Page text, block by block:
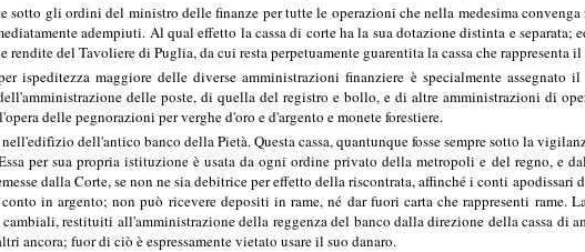
sotto gli ordini del ministro delle finanze per tutte le operazioni che nella medesima
adempiuti. Al qual effetto la cassa di corte ha la sua dotazione distinta e
rendite del Tavoliere di Puglia, da cui resta perpetuamente guarentita la cassa che rappresenta
ispeditezza maggiore delle diverse amministrazioni finanziere è specialmente
delle poste, di quella del registro e bollo, e di altre amministrazioni di
delle pegnorazioni per verghe d'oro e d'argento e monete forestiere.
dell'antico banco della Pietà. Questa cassa, quantunque fosse sempre sotto la
per sua propria istituzione è usata da ogni ordine privato della metropoli e del regno, e
dalla Corte, se non ne sia debitrice per effetto della riscontrata, affinché i conti
in argento; non può ricevere depositi in rame, né dar fuori carta che rappresenti rame.
restituiti all'amministrazione della reggenza del banco dalla direzione della cassa di
ancora; fuor di ciò è espressamente vietato usare il suo danaro.